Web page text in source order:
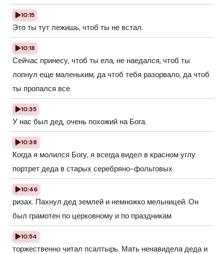
10:15
Это ты тут лежишь, чтоб ты не встал.
10:18
Сейчас принесу, чтоб ты ела, не наедался, чтоб ты
лопнул еще маленьким, да чтоб тебя разорвало, да чтоб
ты пропался все.
10:35
У нас был дед, очень похожий на Бога.
10:38
Когда я молился Богу, я всегда видел в красном углу
портрет деда в старых серебряно-фольговых
10:46
ризах. Пахнул дед землей и немножко мельницей. Он
был грамотен по церковному и по праздникам
10:54
торжественно читал псалтырь. Мать ненавидела деда и